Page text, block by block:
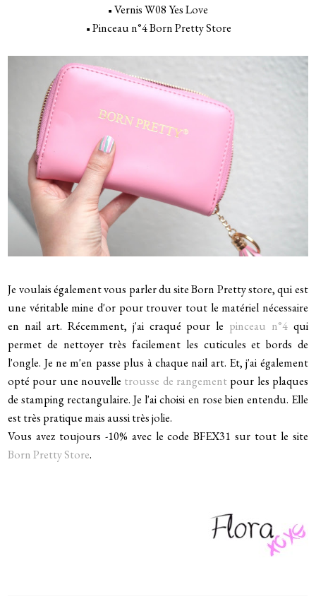
◾ Vernis W08 Yes Love
◾ Pinceau n°4 Born Pretty Store
Je voulais également vous parler du site Born Pretty store, qui est
une véritable mine d'or pour trouver tout le matériel nécessaire
en nail art. Récemment, j'ai craqué pour le pinceau n°4qui
permet de nettoyer très facilement les cuticules et bords de
l'ongle. Je ne m'en passe plus à chaque nail art. Et, j'ai également
opté pour une nouvelle trousse de rangementpour les plaques
de stamping rectangulaire. Je l'ai choisi en rose bien entendu. Elle
est très pratique mais aussi très jolie.
Vous avez toujours -10% avec le code BFEX31 sur tout le site
Born Pretty Store.